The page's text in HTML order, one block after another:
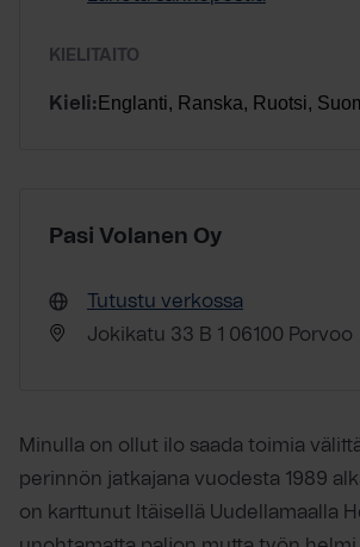
KIELITAITO
Kieli: Englanti, Ranska, Ruotsi,
Pasi Volanen Oy
Tutustu verkossa
Jokikatu 33 B 1 06100 Porvoo
Minulla on ollut ilo saada toimia
perinnön jatkajana vuodesta 1989
on karttunut Itäisellä Uudellamaalla